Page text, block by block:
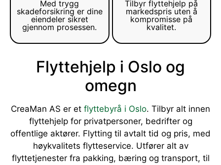
Med trygg
skadeforsikring er dine
eiendeler sikret
gjennom prosessen.
Tilbyr flyttehjelp på
markedspris uten å
kompromisse på
kvalitet.
Flyttehjelp i Oslo og
omegn
CreaMan AS er et flyttebyrå i Oslo. Tilbyr alt innen
flyttehjelp for privatpersoner, bedrifter og
offentlige aktører. Flytting til avtalt tid og pris, med
høykvalitets flytteservice. Utfører alt av
flyttetjenester fra pakking, bæring og transport, til